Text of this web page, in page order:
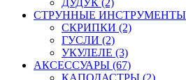
СТРУННЫЕ ИНСТРУМЕНТЫ
СКРИПКИ (2)
ГУСЛИ (2)
УКУЛЕЛЕ (3)
АКСЕССУАРЫ (67)
КАПОДАСТРЫ (2)